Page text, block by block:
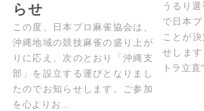
らせ
この度、日本プロ麻雀協会は、
沖縄地域の競技麻雀の盛り上が
りに応え、次のとおり「沖縄支
部」を設立する運びとなりまし
たのでお知らせします。ご参加
を心よりお…
うるり
で日本
ことが
せしま
トラ立